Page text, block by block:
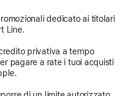
dedicato ai titolari
Line.
privativa a tempo
pagare a rate i tuoi acquisti